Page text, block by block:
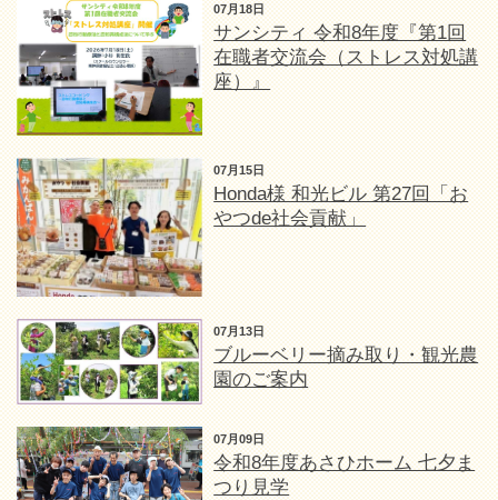
07月18日
サンシティ 令和8年度『第1回
在職者交流会（ストレス対処講
座）』
07月15日
Honda様 和光ビル 第27回「お
やつde社会貢献」
07月13日
ブルーベリー摘み取り・観光農
園のご案内
07月09日
令和8年度あさひホーム 七夕ま
つり見学